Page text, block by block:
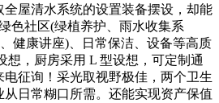
屋清水系统的设置装备摆设，却能
色社区(绿植养护、雨水收集系
健康讲座)、日常保洁、设备等高质
想，厨房采用 L 型设想，可定制通
征询！采光取视野极佳，两个卫生
日常糊口所需。还能实现资产保值